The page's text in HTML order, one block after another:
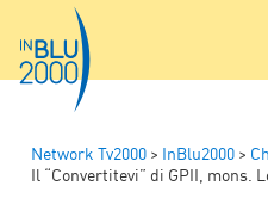
Network Tv2000 > InBlu2000 >
Il “Convertitevi” di GPII, mons. Lorefice: la mafia è antievangelica. Giornata